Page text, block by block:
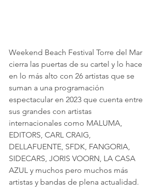
Weekend Beach Festival Torre del Mar
cierra las puertas de su cartel y lo hace
en lo más alto con 26 artistas que se
suman a una programación
espectacular en 2023 que cuenta entre
sus grandes con artistas
internacionales como MALUMA,
EDITORS, CARL CRAIG,
DELLAFUENTE, SFDK, FANGORIA,
SIDECARS, JORIS VOORN, LA CASA
AZUL y muchos pero muchos más
artistas y bandas de plena actualidad.